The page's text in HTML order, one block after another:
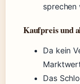
sprechen
Kaufpreis und
Da kein
Das